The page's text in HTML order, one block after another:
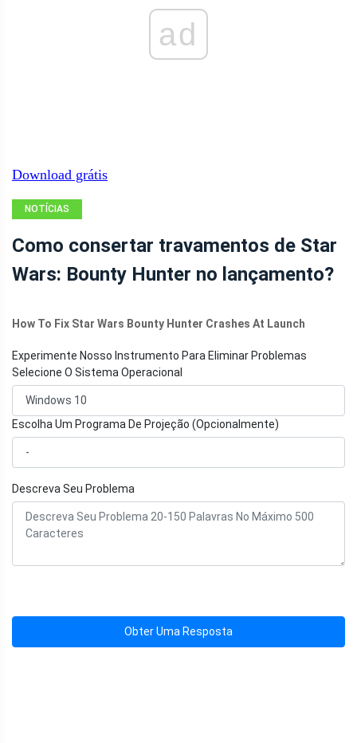
ad
Download grátis
NOTÍCIAS
Como consertar travamentos de Star
Wars: Bounty Hunter no lançamento?
How To Fix Star Wars Bounty Hunter Crashes At Launch
Experimente Nosso Instrumento Para Eliminar Problemas
Selecione O Sistema Operacional
Escolha Um Programa De Projeção (Opcionalmente)
Descreva Seu Problema
Obter Uma Resposta